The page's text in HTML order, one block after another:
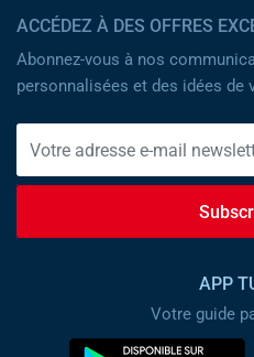
ACCÉDEZ À DES OFFRES
Abonnez-vous à nos
personnalisées et des idées de
APP
Votre guide